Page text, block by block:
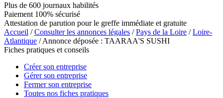
Plus de 600 journaux habilités
Paiement 100% sécurisé
Attestation de parution pour le greffe immédiate et gratuite
Accueil /Consulter les annonces légales /Pays de la Loire /Loire-
Atlantique / Annonce déposée : TAARAA'S SUSHI
Fiches pratiques et conseils
Créer son entreprise
Gérer son entreprise
Fermer son entreprise
Toutes nos fiches pratiques